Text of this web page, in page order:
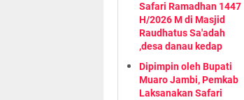
Safari Ramadhan 1447
H/2026 M di Masjid
Raudhatus Sa'adah
,desa danau kedap
Dipimpin oleh Bupati
Muaro Jambi, Pemkab
Laksanakan Safari